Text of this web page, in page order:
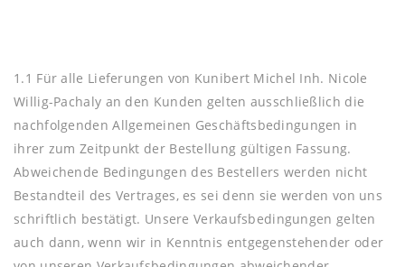
1.1 Für alle Lieferungen von Kunibert Michel Inh. Nicole
Willig-Pachaly an den Kunden gelten ausschließlich die
nachfolgenden Allgemeinen Geschäftsbedingungen in
ihrer zum Zeitpunkt der Bestellung gültigen Fassung.
Abweichende Bedingungen des Bestellers werden nicht
Bestandteil des Vertrages, es sei denn sie werden von uns
schriftlich bestätigt. Unsere Verkaufsbedingungen gelten
auch dann, wenn wir in Kenntnis entgegenstehender oder